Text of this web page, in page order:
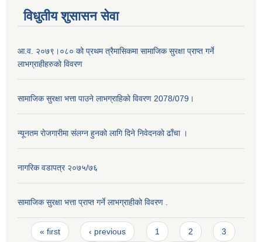
विधुतीय शुसासन सेवा
आ.व. २०७९।०८० को प्रथम त्रैमासिकमा सामाजिक सुरक्षा प्राप्त गर्ने
लाभग्राहीहरुको विवरण
सामाजिक सुरक्षा भत्ता पाउने लाभग्राहिकाे विवरण 2078/079।
न्यूनतम राेजगारीमा संलग्न हुनकाे लागि दिने निवेदनकाे ढाँचा ।
नागरिक वडापत्र २०७५/७६
सामाजिक सुरक्षा भत्ता प्राप्त गर्ने लाभग्राहीको विवरण .
Pages
« first ‹ previous 1 2 3